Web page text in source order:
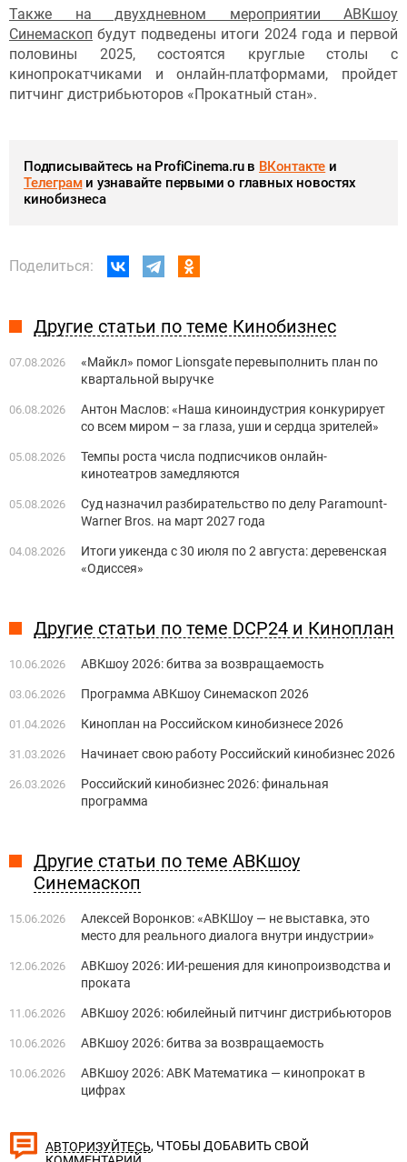
Также на двухдневном мероприятии АВКшоу
Синемаскоп будут подведены итоги 2024 года и первой
половины 2025, состоятся круглые столы с
кинопрокатчиками и онлайн-платформами, пройдет
питчинг дистрибьюторов «Прокатный стан».
Подписывайтесь на ProfiCinema.ru в ВКонтакте и
Телеграми узнавайте первыми о главных новостях
кинобизнеса
Поделиться:
Другие статьи по теме Кинобизнес
07.08.2026
«Майкл» помог Lionsgate перевыполнить план по
квартальной выручке
06.08.2026
Антон Маслов: «Наша киноиндустрия конкурирует
со всем миром – за глаза, уши и сердца зрителей»
05.08.2026
Темпы роста числа подписчиков онлайн-
кинотеатров замедляются
05.08.2026
Суд назначил разбирательство по делу Paramount-
Warner Bros. на март 2027 года
04.08.2026
Итоги уикенда с 30 июля по 2 августа: деревенская
«Одиссея»
Другие статьи по теме DCP24 и Киноплан
10.06.2026 АВКшоу 2026: битва за возвращаемость
03.06.2026 Программа АВКшоу Синемаскоп 2026
01.04.2026 Киноплан на Российском кинобизнесе 2026
31.03.2026 Начинает свою работу Российский кинобизнес 2026
26.03.2026
Российский кинобизнес 2026: финальная
программа
Другие статьи по теме АВКшоу
Синемаскоп
15.06.2026
Алексей Воронков: «АВКШоу — не выставка, это
место для реального диалога внутри индустрии»
12.06.2026
АВКшоу 2026: ИИ-решения для кинопроизводства и
проката
11.06.2026 АВКшоу 2026: юбилейный питчинг дистрибьюторов
10.06.2026 АВКшоу 2026: битва за возвращаемость
10.06.2026
АВКшоу 2026: АВК Математика — кинопрокат в
цифрах
АВТОРИЗУЙТЕСЬ, ЧТОБЫ ДОБАВИТЬ СВОЙ